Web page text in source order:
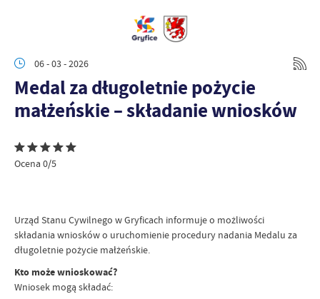
06 - 03 - 2026
Medal za długoletnie pożycie
małżeńskie – składanie wniosków
Ocena 0/5
Urząd Stanu Cywilnego w Gryficach informuje o możliwości
składania wniosków o uruchomienie procedury nadania Medalu za
długoletnie pożycie małżeńskie.
Kto może wnioskować?
Wniosek mogą składać: